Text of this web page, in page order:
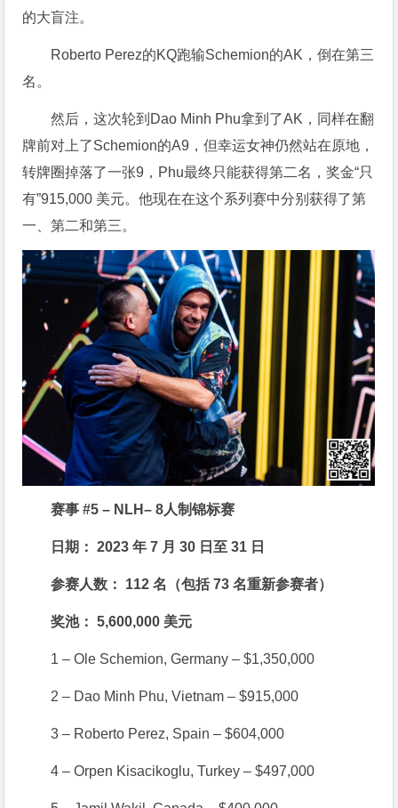
的大盲注。
Roberto Perez的KQ跑输Schemion的AK，倒在第三
名。
然后，这次轮到Dao Minh Phu拿到了AK，同样在翻
牌前对上了Schemion的A9，但幸运女神仍然站在原地，
转牌圈掉落了一张9，Phu最终只能获得第二名，奖金“只
有”915,000 美元。他现在在这个系列赛中分别获得了第
一、第二和第三。
赛事 #5 – NLH– 8人制锦标赛
日期： 2023 年 7 月 30 日至 31 日
参赛人数： 112 名（包括 73 名重新参赛者）
奖池： 5,600,000 美元
1 – Ole Schemion, Germany – $1,350,000
2 – Dao Minh Phu, Vietnam – $915,000
3 – Roberto Perez, Spain – $604,000
4 – Orpen Kisacikoglu, Turkey – $497,000